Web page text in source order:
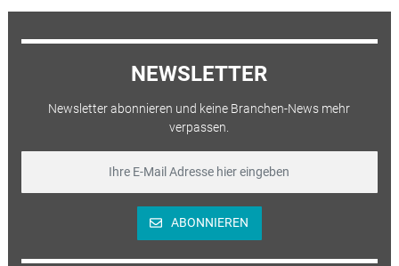
NEWSLETTER
Newsletter abonnieren und keine Branchen-News mehr
verpassen.
ABONNIEREN